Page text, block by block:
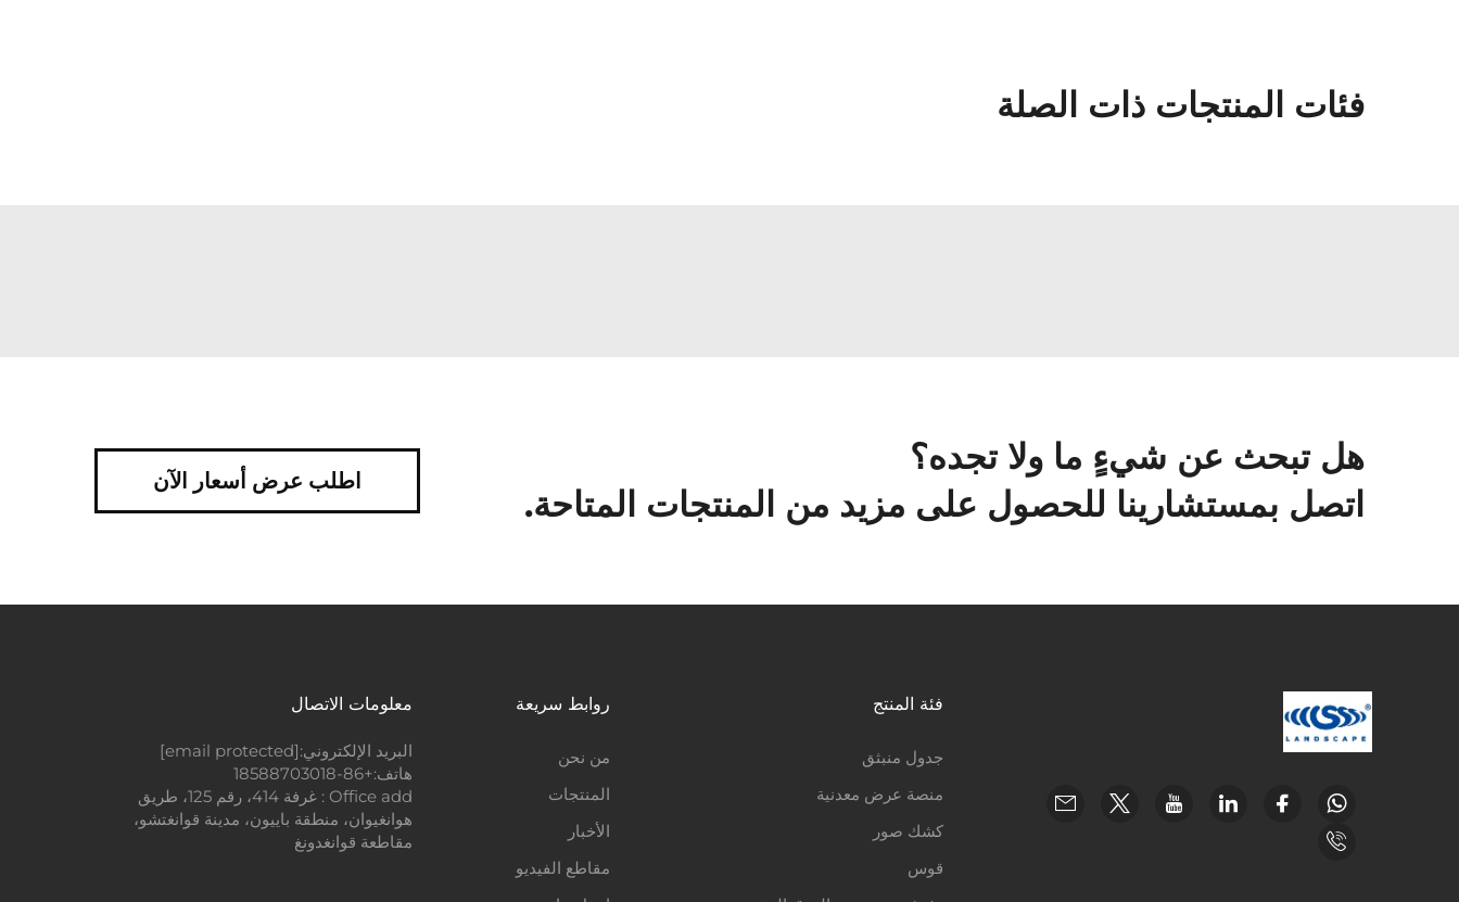
فئات المنتجات ذات الصلة
هل تبحث عن شيءٍ ما ولا تجده؟
اتصل بمستشارينا للحصول على مزيد من المنتجات المتاحة.
اطلب عرض أسعار الآن
فئة المنتج
جدول منبثق
منصة عرض معدنية
كشك صور
قوس
روابط سريعة
من نحن
المنتجات
الأخبار
مقاطع الفيديو
معلومات الاتصال
البريد الإلكتروني:[email protected]
هاتف:+86-18588703018
Office add : غرفة 414، رقم 125، طريق
هوانغيوان، منطقة باييون، مدينة قوانغتشو،
مقاطعة قوانغدونغ